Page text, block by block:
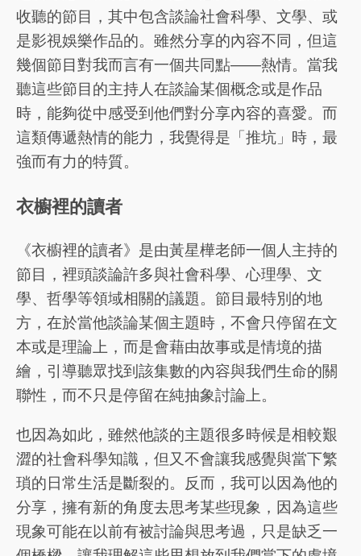
收聽的節目，其中包含談論社會科學、文學、或
是影視娛樂作品的。雖然分享的內容不同，但這
幾個節目對我而言有一個共同點——熱情。當我
聽這些節目的主持人在談論某個概念或是作品
時，能夠從中感受到他們對分享內容的喜愛。而
這類傳遞熱情的能力，我覺得是「推坑」時，最
強而有力的特質。
衣櫥裡的讀者
《衣櫥裡的讀者》是由黃星樺老師一個人主持的
節目，裡頭談論許多與社會科學、心理學、文
學、哲學等領域相關的議題。節目最特別的地
方，在於當他談論某個主題時，不會只停留在文
本或是理論上，而是會藉由故事或是情境的描
繪，引導聽眾找到該集數的內容與我們生命的關
聯性，而不只是停留在純抽象討論上。
也因為如此，雖然他談的主題很多時候是相較艱
澀的社會科學知識，但又不會讓我感覺與當下繁
瑣的日常生活是斷裂的。反而，我可以因為他的
分享，擁有新的角度去思考某些現象，因為這些
現象可能在以前有被討論與思考過，只是缺乏一